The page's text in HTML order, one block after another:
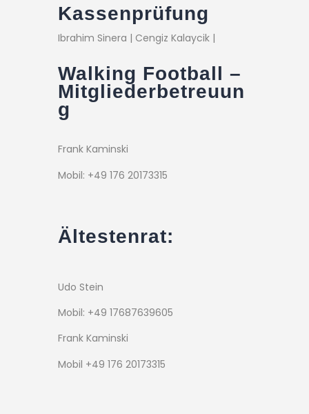
Kassenprüfung
Ibrahim Sinera | Cengiz Kalaycik |
Walking Football –
Mitgliederbetreuun
g
Frank Kaminski
Mobil: +49 176 20173315
Ältestenrat:
Udo Stein
Mobil: +49 17687639605
Frank Kaminski
Mobil +49 176 20173315